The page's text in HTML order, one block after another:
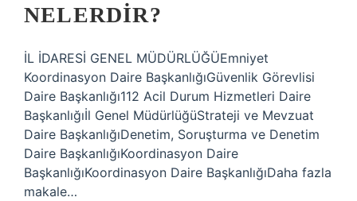
NELERDIR?
İL İDARESİ GENEL MÜDÜRLÜĞÜEmniyet
Koordinasyon Daire BaşkanlığıGüvenlik Görevlisi
Daire Başkanlığı112 Acil Durum Hizmetleri Daire
Başkanlığıİl Genel MüdürlüğüStrateji ve Mevzuat
Daire BaşkanlığıDenetim, Soruşturma ve Denetim
Daire BaşkanlığıKoordinasyon Daire
BaşkanlığıKoordinasyon Daire BaşkanlığıDaha fazla
makale…